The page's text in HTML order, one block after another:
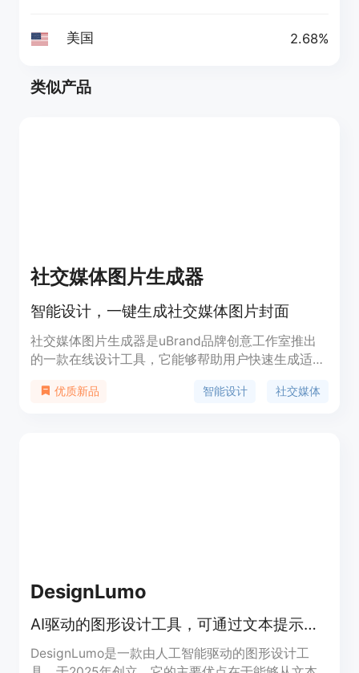
美国 2.68%
类似产品
社交媒体图片生成器
智能设计，一键生成社交媒体图片封面
社交媒体图片生成器是uBrand品牌创意工作室推出
的一款在线设计工具，它能够帮助用户快速生成适合
化了设计流程，提高了设计效率，使得即使是设计新
优质新品 智能设计 社交媒体
DesignLumo
AI驱动的图形设计工具，可通过文本提示创建可编辑设计和营销材料。
DesignLumo是一款由人工智能驱动的图形设计工